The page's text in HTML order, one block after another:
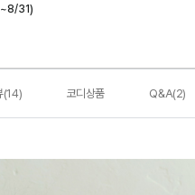
31)
(14) 코디상품 Q&A(2)